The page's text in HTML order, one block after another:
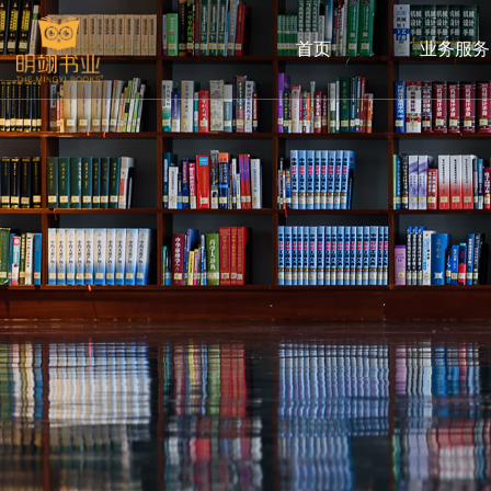
首页 业务服务